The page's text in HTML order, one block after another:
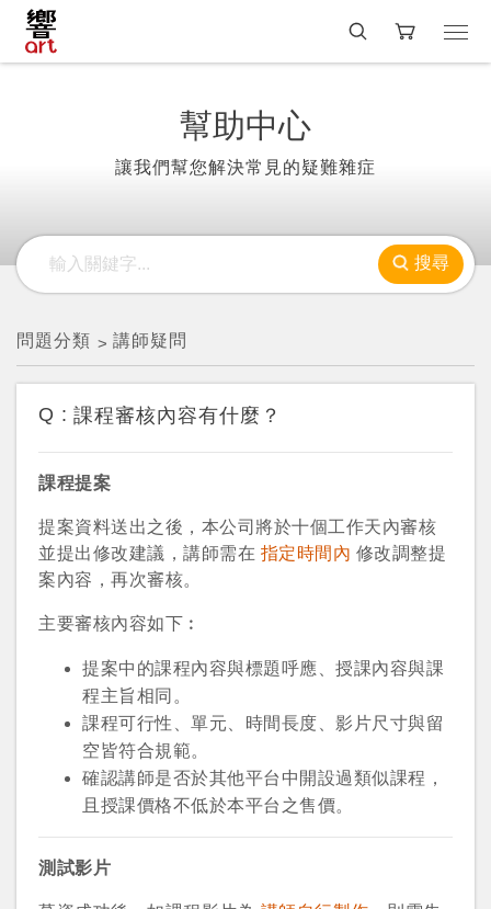
幫助中心
讓我們幫您解決常見的疑難雜症
搜尋
問題分類 講師疑問
Q : 課程審核內容有什麼？
課程提案
提案資料送出之後，本公司將於十個工作天內審核
並提出修改建議，講師需在 指定時間內 修改調整提
案內容，再次審核。
主要審核內容如下︰
提案中的課程內容與標題呼應、授課內容與課
程主旨相同。
課程可行性、單元、時間長度、影片尺寸與留
空皆符合規範。
確認講師是否於其他平台中開設過類似課程，
且授課價格不低於本平台之售價。
測試影片